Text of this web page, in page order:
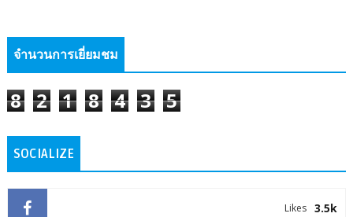
จำนวนการเยี่ยมชม
8 2 1 8 4 3 5
SOCIALIZE
3.5k
Likes